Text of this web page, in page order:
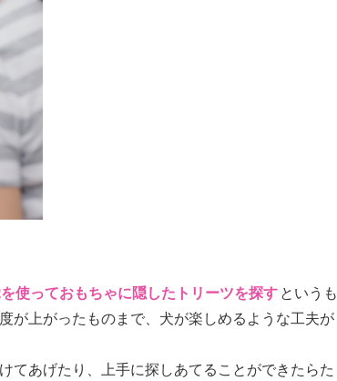
使っておもちゃに隠したトリーツを探すというも
が上がったものまで、犬が楽しめるような工夫が
てあげたり、上手に探しあてることができたらた